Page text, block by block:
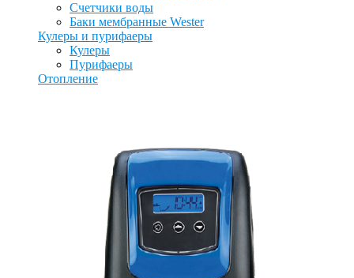
Счетчики воды
Баки мембранные Wester
Кулеры и пурифаеры
Кулеры
Пурифаеры
Отопление